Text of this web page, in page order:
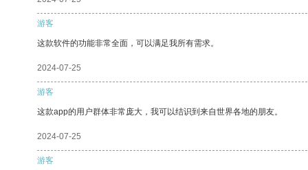
游客
这款软件的功能非常全面，可以满足我所有需求。
2024-07-25
游客
这款app的用户群体非常庞大，我可以结识到来自世界各地的朋友。
2024-07-25
游客